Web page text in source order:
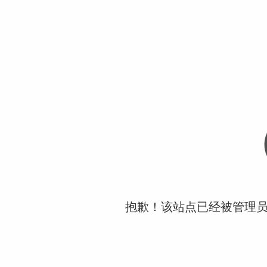
抱歉！该站点已经被管理